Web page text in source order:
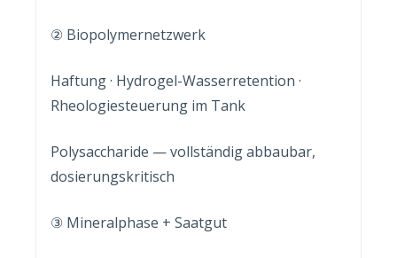
② Biopolymernetzwerk
Haftung · Hydrogel-Wasserretention ·
Rheologiesteuerung im Tank
Polysaccharide — vollständig abbaubar,
dosierungskritisch
③ Mineralphase + Saatgut